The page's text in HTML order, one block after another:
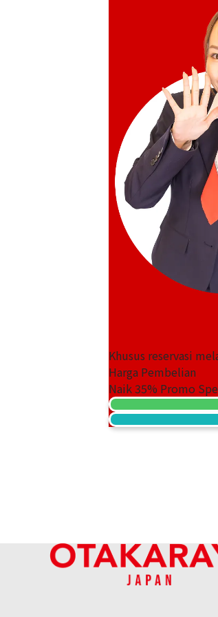
Audemars Piguet
Anniversary
Referensi Harga
Rp 795.974.760
Tanggal Pembelian:
Audemars Piguet
Referensi Harga
Khusus reservasi
Harga Pembelian
Naik35% Promo